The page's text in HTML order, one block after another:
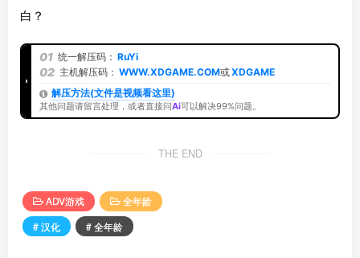
白？
01 统一解压码： RuYi
02 主机解压码： WWW.XDGAME.COM或XDGAME
解压方法(文件是视频看这里)
其他问题请留言处理，或者直接问Ai可以解决99%问题。
THE END
ADV游戏
全年龄
# 汉化
# 全年龄